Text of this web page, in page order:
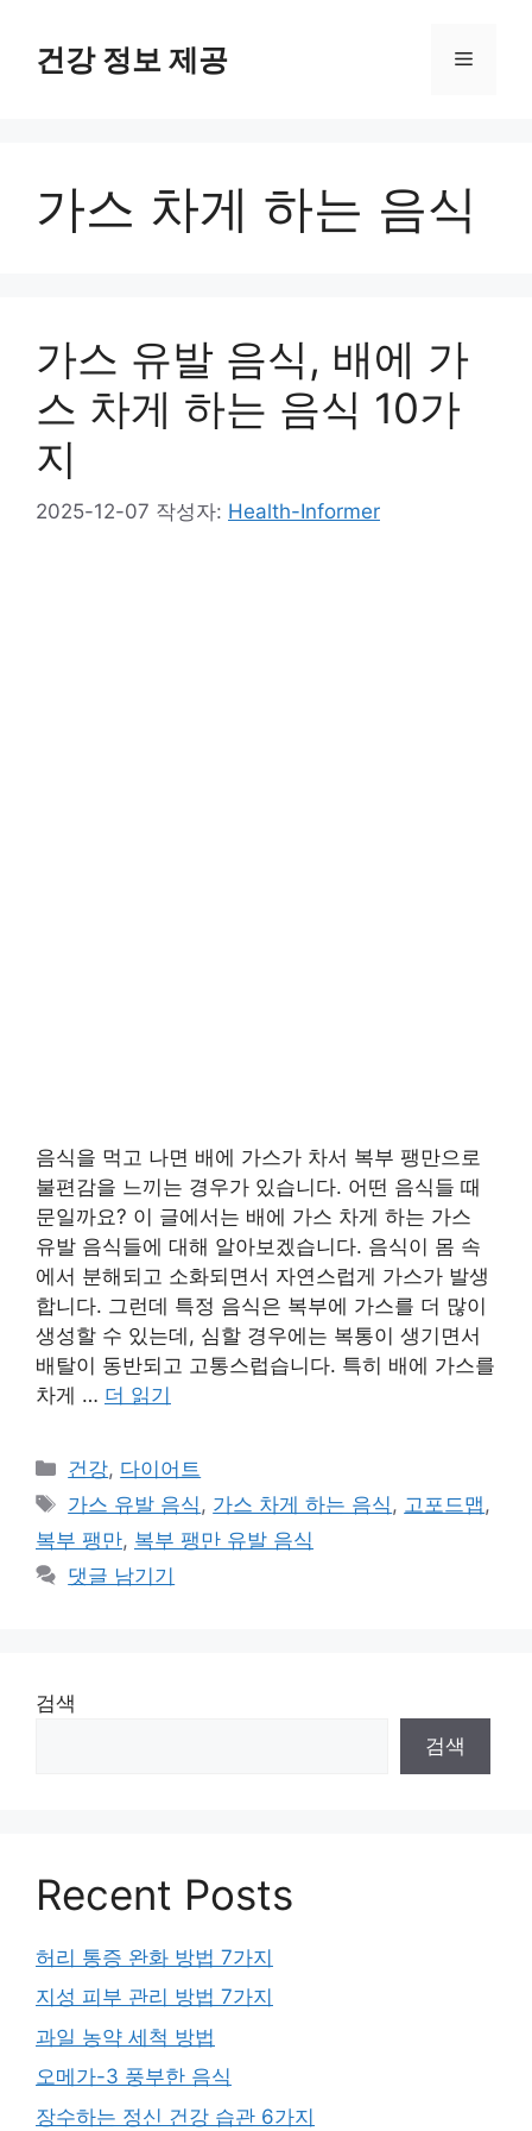
건강 정보 제공 메
가스 차게 하는 음식
가스 유발 음식, 배에 가
스 차게 하는 음식 10가
지
2025-12-07 작성자: Health-Informer
음식을 먹고 나면 배에 가스가 차서 복부 팽만으로
불편감을 느끼는 경우가 있습니다. 어떤 음식들 때
문일까요? 이 글에서는 배에 가스 차게 하는 가스
유발 음식들에 대해 알아보겠습니다. 음식이 몸 속
에서 분해되고 소화되면서 자연스럽게 가스가 발생
합니다. 그런데 특정 음식은 복부에 가스를 더 많이
생성할 수 있는데, 심할 경우에는 복통이 생기면서
배탈이 동반되고 고통스럽습니다. 특히 배에 가스를
차게 … 더 읽기
카
테
고
리
건강, 다이어트
태
그
가스 유발 음식 , 가스 차게 하는 음식 , 고포드맵 ,
복부 팽만, 복부 팽만 유발 음식
댓글 남기기
검색
검색
Recent Posts
허리 통증 완화 방법 7가지
지성 피부 관리 방법 7가지
과일 농약 세척 방법
오메가-3 풍부한 음식
장수하는 정신 건강 습관 6가지